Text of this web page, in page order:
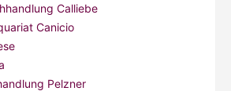
Calliebe
Canicio
Pelzner